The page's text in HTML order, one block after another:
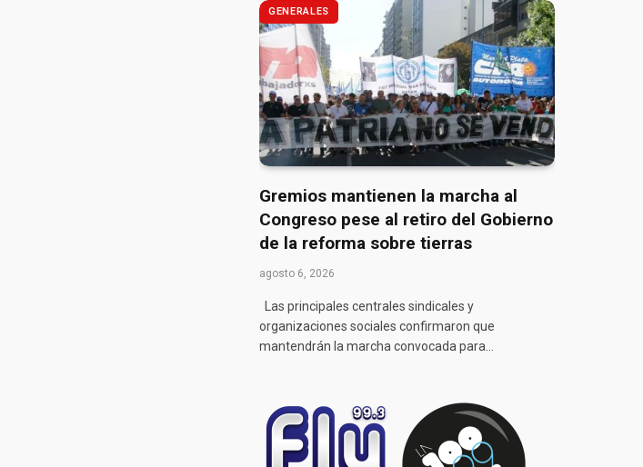
GENERALES
Gremios mantienen la marcha al
Congreso pese al retiro del Gobierno
de la reforma sobre tierras
agosto 6, 2026
Las principales centrales sindicales y
organizaciones sociales confirmaron que
mantendrán la marcha convocada para…